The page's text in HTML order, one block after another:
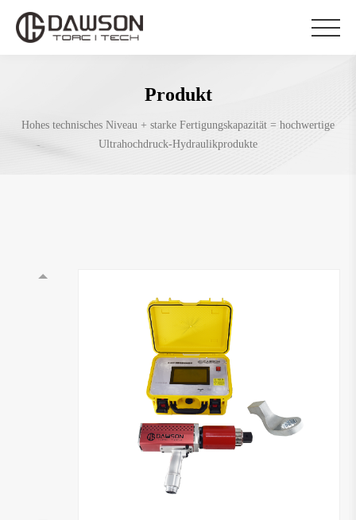
Produkt
Hohes technisches Niveau + starke Fertigungskapazität = hochwertige
Ultrahochdruck-Hydraulikprodukte